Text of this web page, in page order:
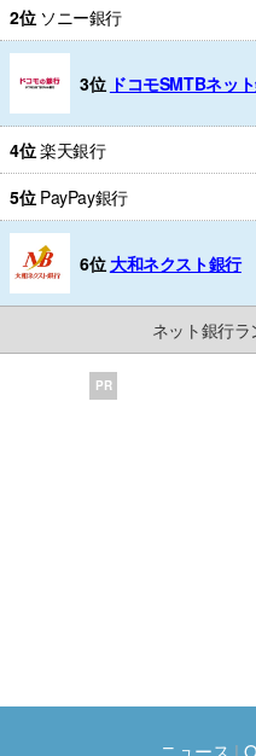
2位 ソニー銀行
3位 ドコモSMTBネッ
4位楽天銀行
5位 PayPay銀行
6位 大和ネクスト銀行
ネット銀行
PR